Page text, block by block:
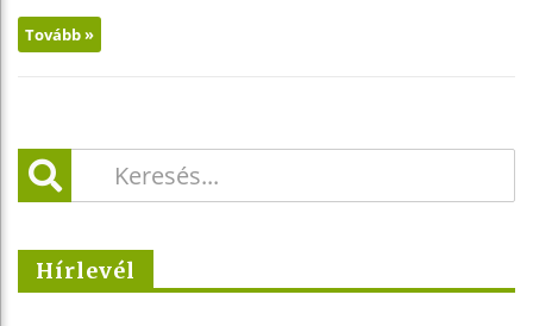
Tovább »
Hírlevél